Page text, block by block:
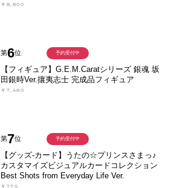
￥8,800
第6位
【フィギュア】G.E.M.Caratシリーズ 銀魂 坂
田銀時Ver.攘夷志士 完成品フィギュア
￥7,480
予約受付中
第7位
【グッズ-カード】うたの☆プリンスさまっ♪
カスタマイズビジュアルカードコレクション
Best Shots from Everyday Life Ver.
￥770
予約受付中